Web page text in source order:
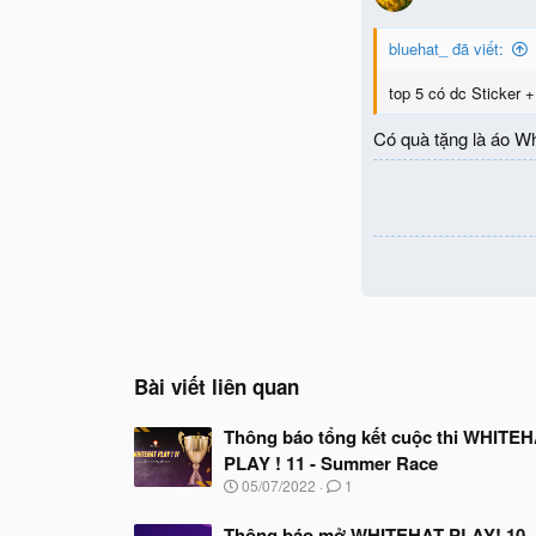
bluehat_ đã viết:
top 5 có dc Sticker
Có quà tặng là áo
Bài viết liên quan
Thông báo tổng kết cuộc thi
PLAY ! 11 - Summer Race
N
05/07/2022 1